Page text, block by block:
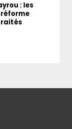
: les
réforme